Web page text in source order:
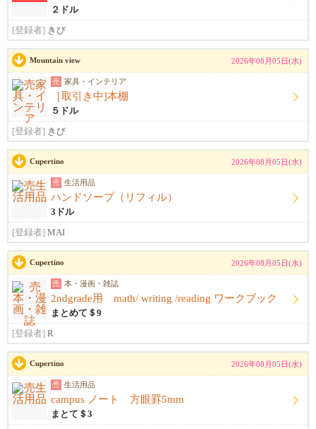
２ドル
[登録者] きび
Mountain view 2026年08月05日(水)
売 家具・インテリア
［取引き中]本棚
５ドル
[登録者] きび
Cupertino 2026年08月05日(水)
売 生活用品
ハンドソープ（リフィル）
3ドル
[登録者] MAI
Cupertino 2026年08月05日(水)
売 本・漫画・雑誌
2ndgrade用 math/ writing /reading ワークブック
まとめて＄9
[登録者] R
Cupertino 2026年08月05日(水)
売 生活用品
campus ノート 方眼罫5mm
まとて＄3